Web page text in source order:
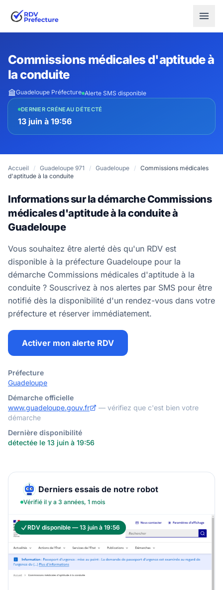
Commissions médicales d'aptitude à
la conduite
Guadeloupe Préfecture Alerte SMS disponible
DERNIER CRÉNEAU DÉTECTÉ
13 juin à 19:56
Accueil / Guadeloupe 971 / Guadeloupe / Commissions médicales
d'aptitude à la conduite
Informations sur la démarche Commissions
médicales d'aptitude à la conduite à
Guadeloupe
Vous souhaitez être alerté dès qu'un RDV est
disponible à la préfecture Guadeloupe pour la
démarche Commissions médicales d'aptitude à la
conduite ? Souscrivez à nos alertes par SMS pour être
notifié dès la disponibilité d'un rendez-vous dans votre
préfecture et réserver immédiatement.
Activer mon alerte RDV
Préfecture
Guadeloupe
Démarche officielle
www.guadeloupe.gouv.fr
— vérifiez que c'est bien votre
démarche
Dernière disponibilité
détectée le 13 juin à 19:56
Derniers essais de notre robot
Vérifié il y a 3 années, 1 mois
RDV disponible — 13 juin à 19:56